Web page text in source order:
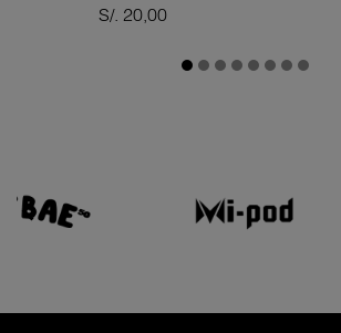
Precio
S/. 20,00
